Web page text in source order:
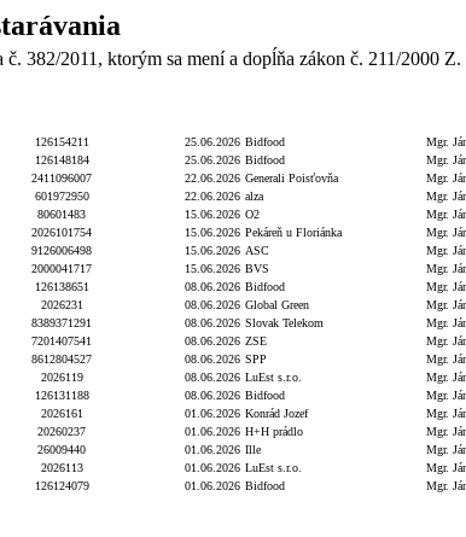
382/2011, ktorým sa mení a dopĺňa zákon č. 211/2000
126154211 25.06.2026 Bidfood Mgr.
126148184 25.06.2026 Bidfood Mgr.
2411096007 22.06.2026 Generali Poisťovňa Mgr.
601972950 22.06.2026 alza Mgr.
80601483 15.06.2026 O2 Mgr.
2026101754 15.06.2026 Pekáreň u Floriánka Mgr.
9126006498 15.06.2026 ASC Mgr.
2000041717 15.06.2026 BVS Mgr.
126138651 08.06.2026 Bidfood Mgr.
2026231 08.06.2026 Global Green Mgr.
8389371291 08.06.2026 Slovak Telekom Mgr.
7201407541 08.06.2026 ZSE Mgr.
8612804527 08.06.2026 SPP Mgr.
2026119 08.06.2026 LuEst s.r.o. Mgr.
126131188 08.06.2026 Bidfood Mgr.
2026161 01.06.2026 Konrád Jozef Mgr.
20260237 01.06.2026 H+H prádlo Mgr.
26009440 01.06.2026 Ille Mgr.
2026113 01.06.2026 LuEst s.r.o. Mgr.
126124079 01.06.2026 Bidfood Mgr.